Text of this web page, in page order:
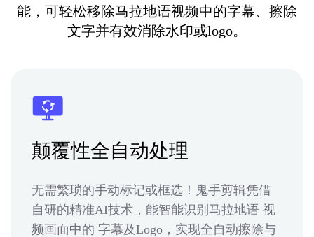
能，可轻松移除马拉地语视频中的字幕、擦除
文字并有效消除水印或logo。
颠覆性全自动处理
无需繁琐的手动标记或框选！鬼手剪辑凭借
自研的精准AI技术，能智能识别马拉地语 视
频画面中的 字幕及Logo，实现全自动擦除与